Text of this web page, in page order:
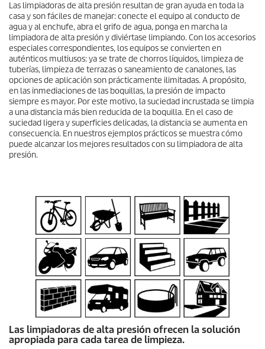
Las limpiadoras de alta presión resultan de gran ayuda en toda la
casa y son fáciles de manejar: conecte el equipo al conducto de
agua y al enchufe, abra el grifo de agua, ponga en marcha la
limpiadora de alta presión y diviértase limpiando. Con los accesorios
especiales correspondientes, los equipos se convierten en
auténticos multiusos: ya se trate de chorros líquidos, limpieza de
tuberías, limpieza de terrazas o saneamiento de canalones, las
opciones de aplicación son prácticamente ilimitadas. A propósito,
en las inmediaciones de las boquillas, la presión de impacto
siempre es mayor. Por este motivo, la suciedad incrustada se limpia
a una distancia más bien reducida de la boquilla. En el caso de
suciedad ligera y superficies delicadas, la distancia se aumenta en
consecuencia. En nuestros ejemplos prácticos se muestra cómo
puede alcanzar los mejores resultados con su limpiadora de alta
presión.
Las limpiadoras de alta presión ofrecen la solución
apropiada para cada tarea de limpieza.